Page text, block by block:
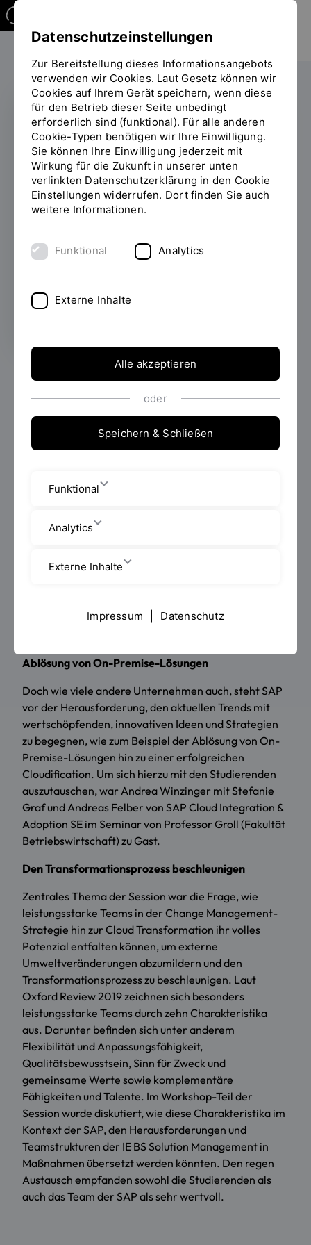
Leistungsstarke Teams
als Hebel der Change-
Management-
Strategie
15.12.2022
Erfolgreiche Cloud-
Transformation: Studierende im Austausch
Andreas Felber von SAP.
Wie können leistungsstarke Teams in der Change
Stefanie Graf und Andreas Felber von SAP mit
Studierenden im Seminar von Prof. Dr. Thomas Groll
mit seinen ERP-Systemen erfolgreich und bekannt
wurde, feierte im April 2022 sein 50-jähriges
laut einer PwC-Studie aus dem Jahr 2018 das
Auszeichnung des BrandZ-Rankings als wertvollste
Ablösung von On-Premise-Lösungen
Doch wie viele andere Unternehmen auch, steht SAP
vor der Herausforderung, den aktuellen Trends mit
wertschöpfenden, innovativen Ideen und Strategien
zu begegnen, wie zum Beispiel der Ablösung von On-
Premise-Lösungen hin zu einer erfolgreichen
Cloudification. Um sich hierzu mit den Studierenden
auszutauschen, war Andrea Winzinger mit Stefanie
Graf und Andreas Felber von SAP Cloud Integration &
Adoption SE im Seminar von Professor Groll (Fakultät
Betriebswirtschaft) zu Gast.
Den Transformationsprozess beschleunigen
Zentrales Thema der Session war die Frage, wie
leistungsstarke Teams in der Change Management-
Strategie hin zur Cloud Transformation ihr volles
Potenzial entfalten können, um externe
Umweltveränderungen abzumildern und den
Transformationsprozess zu beschleunigen. Laut
Oxford Review 2019 zeichnen sich besonders
leistungsstarke Teams durch zehn Charakteristika
aus. Darunter befinden sich unter anderem
Flexibilität und Anpassungsfähigkeit,
Qualitätsbewusstsein, Sinn für Zweck und
gemeinsame Werte sowie komplementäre
Fähigkeiten und Talente. Im Workshop-Teil der
Session wurde diskutiert, wie diese Charakteristika im
Kontext der SAP, den Herausforderungen und
Teamstrukturen der IE BS Solution Management in
Maßnahmen übersetzt werden könnten. Den regen
Austausch empfanden sowohl die Studierenden als
auch das Team der SAP als sehr wertvoll.
Datenschutzeinstellungen
Zur Bereitstellung dieses Informationsangebots
verwenden wir Cookies. Laut Gesetz können wir
Cookies auf Ihrem Gerät speichern, wenn diese
für den Betrieb dieser Seite unbedingt
erforderlich sind (funktional). Für alle anderen
Cookie-Typen benötigen wir Ihre Einwilligung.
Sie können Ihre Einwilligung jederzeit mit
Wirkung für die Zukunft in unserer unten
verlinkten Datenschutzerklärung in den Cookie
Einstellungen widerrufen. Dort finden Sie auch
weitere Informationen.
Funktional Analytics
Externe Inhalte
Alle akzeptieren
oder
Speichern & Schließen
Funktional
Analytics
Externe Inhalte
Impressum Datenschutz